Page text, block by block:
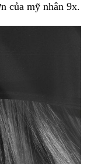
của mỹ nhân 9x.